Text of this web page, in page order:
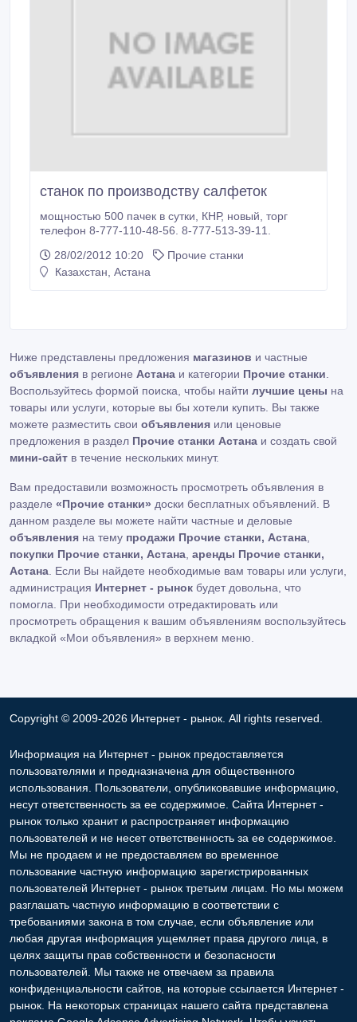
станок по производству салфеток
мощностью 500 пачек в сутки, КНР, новый, торг
телефон 8-777-110-48-56. 8-777-513-39-11.
28/02/2012 10:20
Прочие станки
Казахстан, Астана
Ниже представлены предложения магазинов и частные
объявления в регионе Астана и категории Прочие станки.
Воспользуйтесь формой поиска, чтобы найти лучшие цены на
товары или услуги, которые вы бы хотели купить. Вы также
можете разместить свои объявления или ценовые
предложения в раздел Прочие станки Астана и создать свой
мини-сайт в течение нескольких минут.
Вам предоставили возможность просмотреть объявления в
разделе «Прочие станки» доски бесплатных объявлений. В
данном разделе вы можете найти частные и деловые
объявления на тему продажи Прочие станки, Астана,
покупки Прочие станки, Астана, аренды Прочие станки,
Астана. Если Вы найдете необходимые вам товары или услуги,
администрация Интернет - рынок будет довольна, что
помогла. При необходимости отредактировать или
просмотреть обращения к вашим объявлениям воспользуйтесь
вкладкой «Мои объявления» в верхнем меню.
Copyright © 2009-2026 Интернет - рынок. All rights reserved.
Информация на Интернет - рынок предоставляется
пользователями и предназначена для общественного
использования. Пользователи, опубликовавшие информацию,
несут ответственность за ее содержимое. Сайта Интернет -
рынок только хранит и распространяет информацию
пользователей и не несет ответственность за ее содержимое.
Мы не продаем и не предоставляем во временное
пользование частную информацию зарегистрированных
пользователей Интернет - рынок третьим лицам. Но мы можем
разглашать частную информацию в соответствии с
требованиями закона в том случае, если объявление или
любая другая информация ущемляет права другого лица, в
целях защиты прав собственности и безопасности
пользователей. Мы также не отвечаем за правила
конфиденциальности сайтов, на которые ссылается Интернет -
рынок. На некоторых страницах нашего сайта представлена